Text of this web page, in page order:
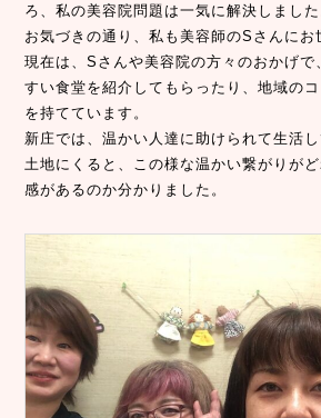
ろ、私の美容院問題は一気に解決しまし
お気づきの通り、私も美容師のSさんにお
現在は、Sさんや美容院の方々のおかげで
すい食堂を紹介してもらったり、地域の
を持てています。
新庄では、温かい人達に助けられて生活
土地にくると、この様な温かい繋がりが
感があるのか分かりました。